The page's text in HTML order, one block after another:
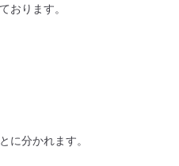
おります。
分かれます。